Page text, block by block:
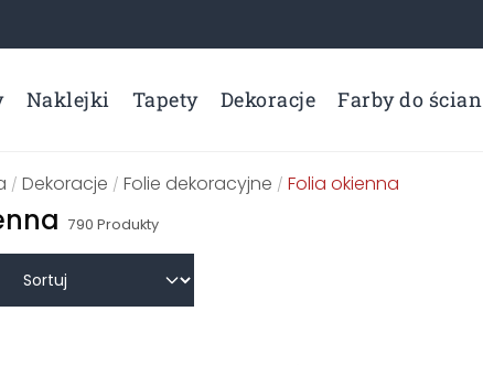
Naklejki Tapety Dekoracje Farby do ścian
/ Dekoracje / Folie dekoracyjne / Folia okienna
790 Produkty